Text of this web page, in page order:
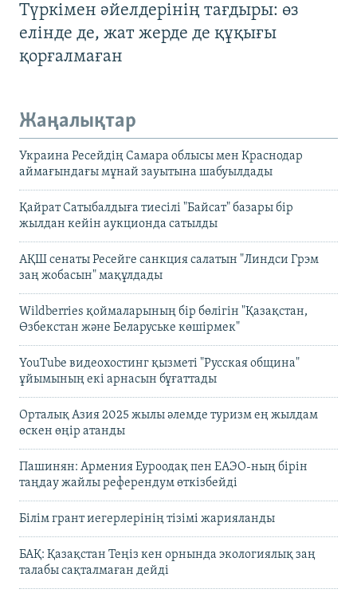
Түркімен әйелдерінің тағдыры: өз
елінде де, жат жерде де құқығы
қорғалмаған
Жаңалықтар
Украина Ресейдің Самара облысы мен Краснодар
аймағындағы мұнай зауытына шабуылдады
Қайрат Сатыбалдыға тиесілі "Байсат" базары бір
жылдан кейін аукционда сатылды
АҚШ сенаты Ресейге санкция салатын "Линдси Грэм
заң жобасын" мақұлдады
Wildberries қоймаларының бір бөлігін "Қазақстан,
Өзбекстан және Беларуське көшірмек"
YouTube видеохостинг қызметі "Русская община"
ұйымының екі арнасын бұғаттады
Орталық Азия 2025 жылы әлемде туризм ең жылдам
өскен өңір атанды
Пашинян: Армения Еуроодақ пен ЕАЭО-ның бірін
таңдау жайлы референдум өткізбейді
Білім грант иегерлерінің тізімі жарияланды
БАҚ: Қазақстан Теңіз кен орнында экологиялық заң
талабы сақталмаған дейді